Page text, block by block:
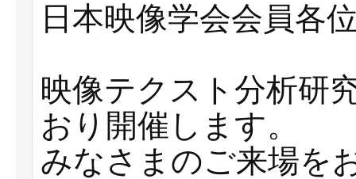
日本映像学会会員各
映像テクスト分析研
おり開催します。
みなさまのご来場を